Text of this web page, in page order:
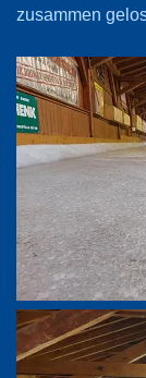
zusammen